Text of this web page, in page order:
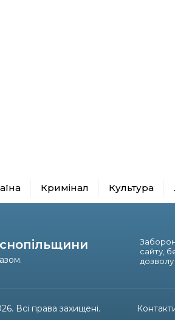
Кримінал Культура
сайту,
дозволу
Всі права захищені.